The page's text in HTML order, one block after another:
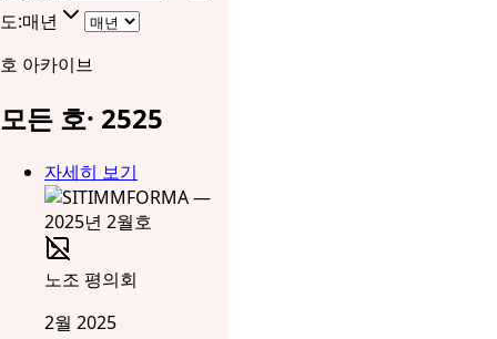
도:매년
호 아카이브
모든 호· 2525
자세히 보기
노조 평의회
2월 2025